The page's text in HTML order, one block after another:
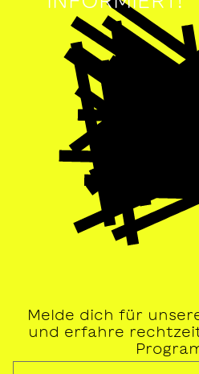
Melde dich für
und erfahre